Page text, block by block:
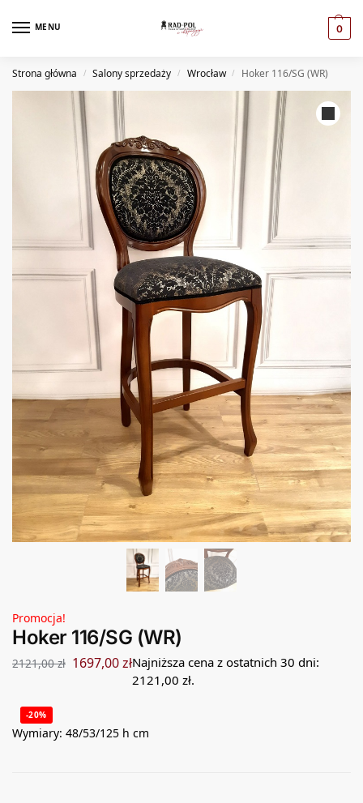
MENU 0
Strona główna / Salony sprzedaży / Wrocław / Hoker 116/SG (WR)
Promocja!
Hoker 116/SG (WR)
2121,00zł 1697,00złNajniższa cena z ostatnich 30 dni:
2121,00 zł.
-20%
Wymiary: 48/53/125 h cm